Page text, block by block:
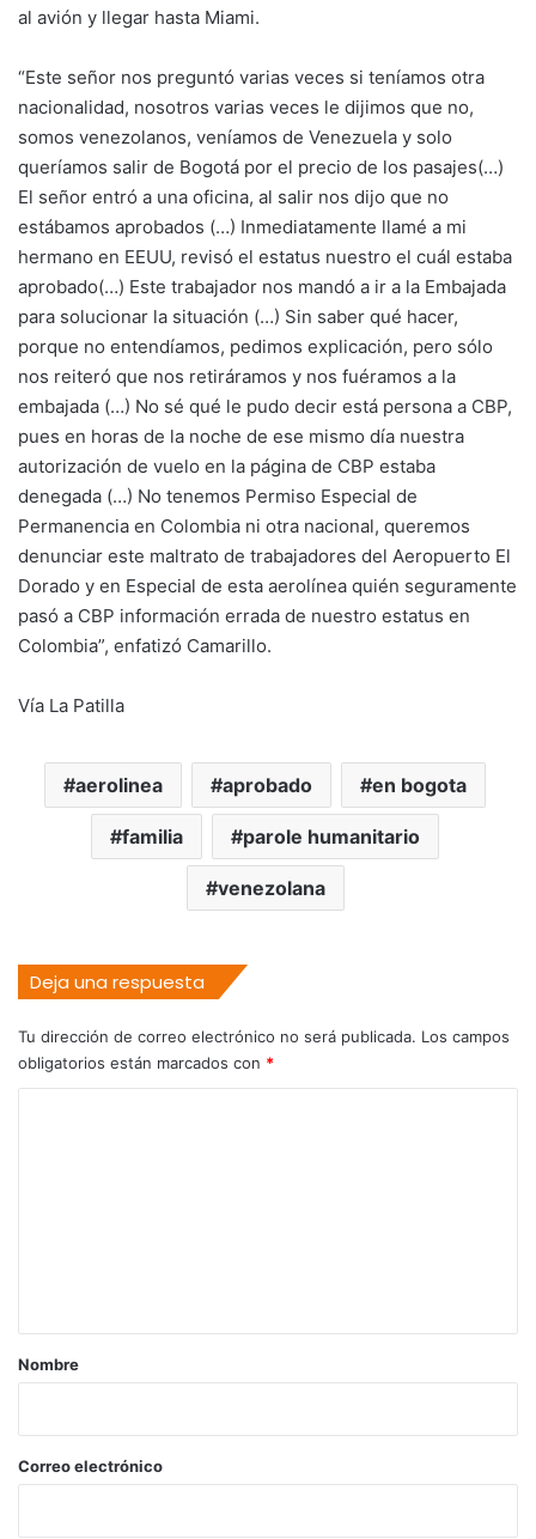
al avión y llegar hasta Miami.
“Este señor nos preguntó varias veces si teníamos otra
nacionalidad, nosotros varias veces le dijimos que no,
somos venezolanos, veníamos de Venezuela y solo
queríamos salir de Bogotá por el precio de los pasajes(…)
El señor entró a una oficina, al salir nos dijo que no
estábamos aprobados (…) Inmediatamente llamé a mi
hermano en EEUU, revisó el estatus nuestro el cuál estaba
aprobado(…) Este trabajador nos mandó a ir a la Embajada
para solucionar la situación (…) Sin saber qué hacer,
porque no entendíamos, pedimos explicación, pero sólo
nos reiteró que nos retiráramos y nos fuéramos a la
embajada (…) No sé qué le pudo decir está persona a CBP,
pues en horas de la noche de ese mismo día nuestra
autorización de vuelo en la página de CBP estaba
denegada (…) No tenemos Permiso Especial de
Permanencia en Colombia ni otra nacional, queremos
denunciar este maltrato de trabajadores del Aeropuerto El
Dorado y en Especial de esta aerolínea quién seguramente
pasó a CBP información errada de nuestro estatus en
Colombia”, enfatizó Camarillo.
Vía La Patilla
aerolinea aprobado en bogota
familia parole humanitario
venezolana
Deja una respuesta
Tu dirección de correo electrónico no será publicada. Los campos
obligatorios están marcados con *
r
*
Nombre
Correo electrónico